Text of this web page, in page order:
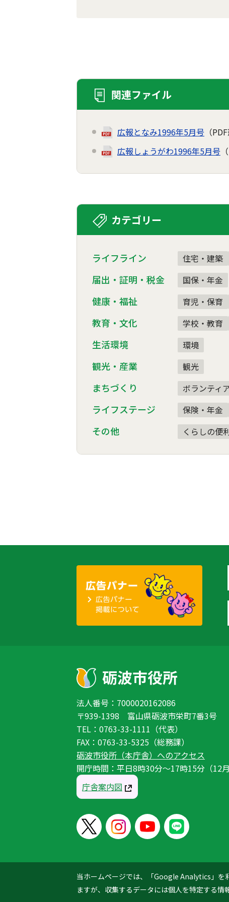
関連ファイル
広報となみ1996年5月号 （
広報しょうがわ1996年5月号
カテゴリー
ライフライン 住宅・建築
届出・証明・税金 国保・年金
健康・福祉 育児・保育
教育・文化 学校・教育
生活環境 環境
観光・産業 観光
まちづくり ボランティ
ライフステージ 保険・年金
その他 くらしの便
当ホームページでは、「Google Analytics」を
ますが、収集するデータには個人を特定する
法人番号：7000020162086
〒939-1398 富山県砺波市栄町7番3号
TEL：0763-33-1111（代表）
FAX：0763-33-5325（総務課）
砺波市役所（本庁舎）へのアクセス
開庁時間：平日8時30分〜17時15分（12
庁舎案内図